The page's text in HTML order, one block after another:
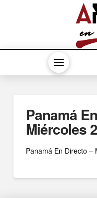
Panamá
Miércoles
Panamá En Directo –